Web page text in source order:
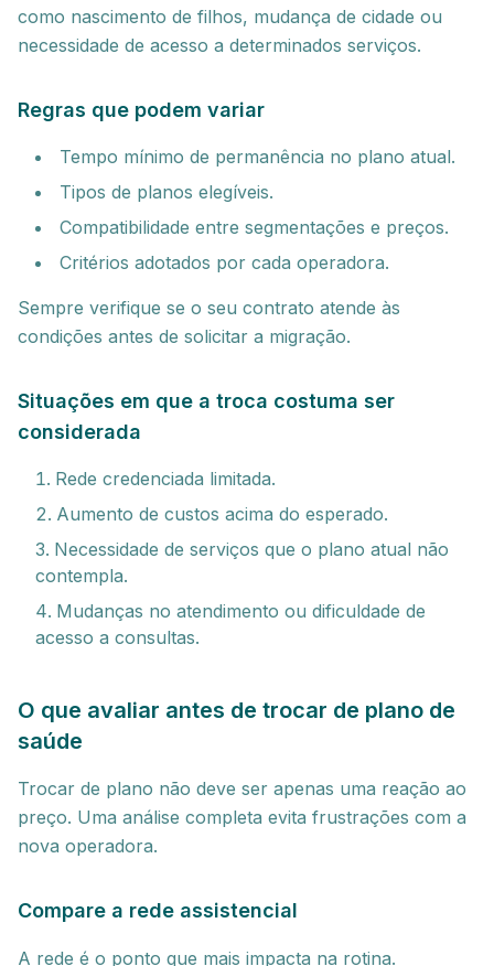
como nascimento de filhos, mudança de cidade ou
necessidade de acesso a determinados serviços.
Regras que podem variar
Tempo mínimo de permanência no plano atual.
Tipos de planos elegíveis.
Compatibilidade entre segmentações e preços.
Critérios adotados por cada operadora.
Sempre verifique se o seu contrato atende às
condições antes de solicitar a migração.
Situações em que a troca costuma ser
considerada
Rede credenciada limitada.
Aumento de custos acima do esperado.
Necessidade de serviços que o plano atual não
contempla.
Mudanças no atendimento ou dificuldade de
acesso a consultas.
O que avaliar antes de trocar de plano de
saúde
Trocar de plano não deve ser apenas uma reação ao
preço. Uma análise completa evita frustrações com a
nova operadora.
Compare a rede assistencial
A rede é o ponto que mais impacta na rotina.